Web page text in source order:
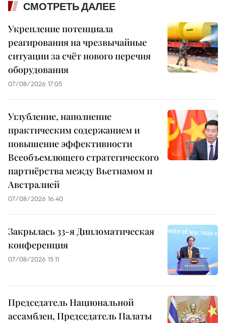
СМОТРЕТЬ ДАЛЕЕ
Укрепление потенциала
реагирования на чрезвычайные
ситуации за счёт нового перечня
оборудования
07/08/2026 17:05
Углубление, наполнение
практическим содержанием и
повышение эффективности
Всеобъемлющего стратегического
партнёрства между Вьетнамом и
Австралией
07/08/2026 16:40
Закрылась 33-я Дипломатическая
конференция
07/08/2026 15:11
Председатель Национальной
ассамблеи, Председатель Палаты